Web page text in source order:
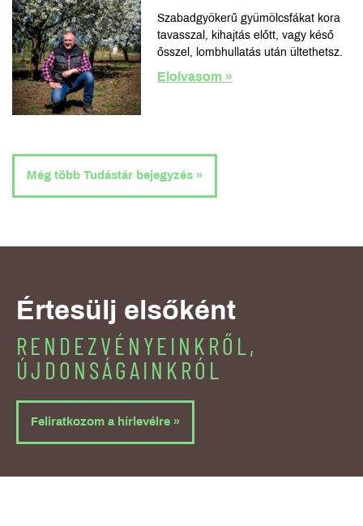
Szabadgyökerű gyümölcsfákat kora
tavasszal, kihajtás előtt, vagy késő
ősszel, lombhullatás után ültethetsz.
Elolvasom »
Még több Tudástár bejegyzés »
Értesülj elsőként
RENDEZVÉNYEINKRŐL,
ÚJDONSÁGAINKRÓL
Feliratkozom a hírlevélre »